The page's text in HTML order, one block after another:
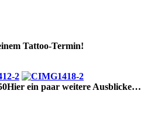
Tattoo-Termin!
Hier ein paar weitere Ausblicke…